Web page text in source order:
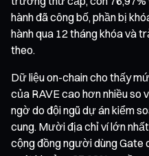
hành đã công bố, phần bị
hành qua 12 tháng khóa và
theo.
Dữ liệu on-chain cho thấy
của RAVE cao hơn nhiều so
ngờ do đội ngũ dự án kiểm
cung. Mười địa chỉ ví lớn
cộng đồng người dùng Gate